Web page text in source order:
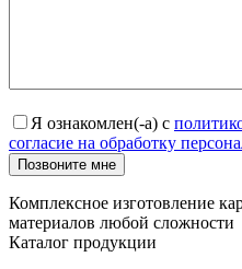
Я ознакомлен(-а) с
согласие на обработку
Позвоните мне
Комплексное изготовление
материалов любой сложности
Каталог продукции